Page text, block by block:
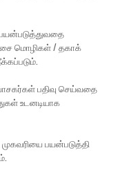
பயன்படுத்துவதை
மொழிகள் / தகாக்
பதிவு செய்வதை
உடனடியாக
பயன்படுத்தி